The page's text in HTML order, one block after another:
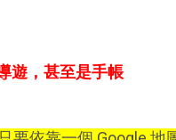
遊，甚至是手帳